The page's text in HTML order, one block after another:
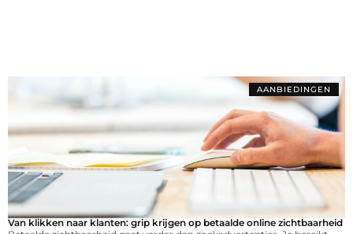
AANBIEDINGEN
Van klikken naar klanten: grip krijgen op betaalde online zichtbaarheid